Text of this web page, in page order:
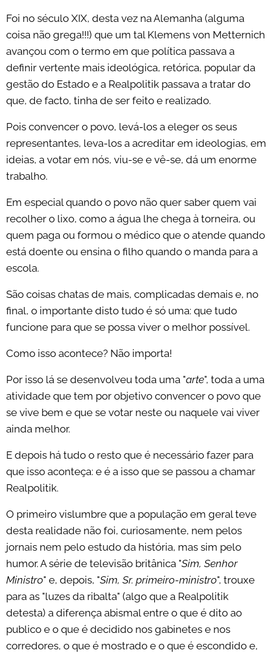
Foi no século XIX, desta vez na Alemanha (alguma
coisa não grega!!!) que um tal Klemens von Metternich
avançou com o termo em que política passava a
definir vertente mais ideológica, retórica, popular da
gestão do Estado e a Realpolitik passava a tratar do
que, de facto, tinha de ser feito e realizado.
Pois convencer o povo, levá-los a eleger os seus
representantes, leva-los a acreditar em ideologias, em
ideias, a votar em nós, viu-se e vê-se, dá um enorme
trabalho.
Em especial quando o povo não quer saber quem vai
recolher o lixo, como a água lhe chega à torneira, ou
quem paga ou formou o médico que o atende quando
está doente ou ensina o filho quando o manda para a
escola.
São coisas chatas de mais, complicadas demais e, no
final, o importante disto tudo é só uma: que tudo
funcione para que se possa viver o melhor possível.
Como isso acontece? Não importa!
Por isso lá se desenvolveu toda uma "arte", toda a uma
atividade que tem por objetivo convencer o povo que
se vive bem e que se votar neste ou naquele vai viver
ainda melhor.
E depois há tudo o resto que é necessário fazer para
que isso aconteça: e é a isso que se passou a chamar
Realpolitik.
O primeiro vislumbre que a população em geral teve
desta realidade não foi, curiosamente, nem pelos
jornais nem pelo estudo da história, mas sim pelo
humor. A série de televisão britânica "Sim, Senhor
Ministro" e, depois, "Sim, Sr. primeiro-ministro", trouxe
para as "luzes da ribalta" (algo que a Realpolitik
detesta) a diferença abismal entre o que é dito ao
publico e o que é decidido nos gabinetes e nos
corredores, o que é mostrado e o que é escondido e,